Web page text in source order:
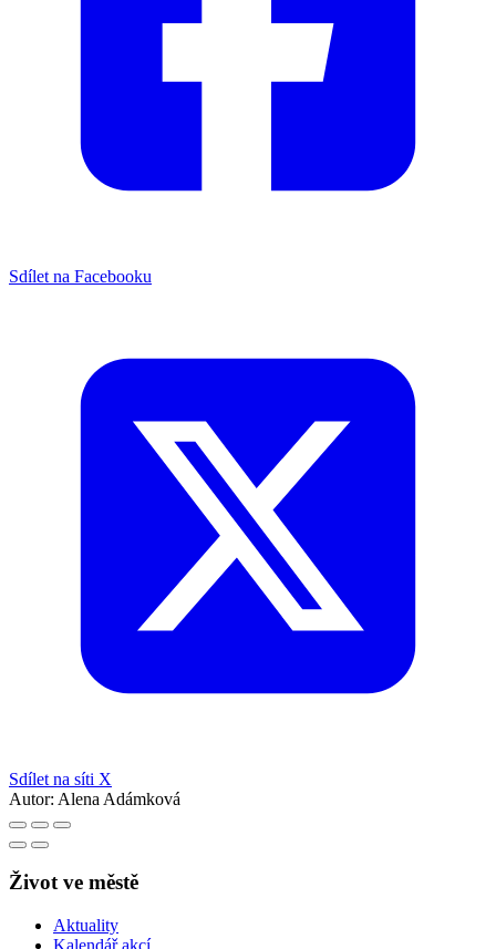
Sdílet na Facebooku
Sdílet na síti X
Autor: Alena Adámková
Život ve městě
Aktuality
Kalendář akcí